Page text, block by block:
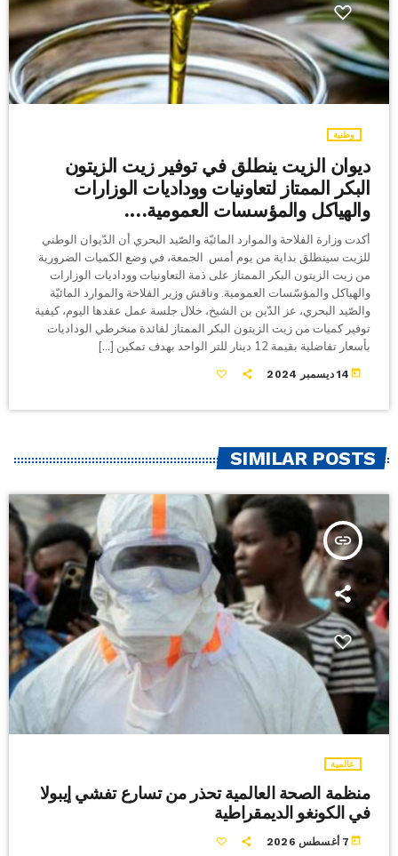
وطنية
ديوان الزيت ينطلق في توفير زيت الزيتون
البكر الممتاز لتعاونيات ووداديات الوزارات
والهياكل والمؤسسات العمومية….
أكدت وزارة الفلاحة والموارد المائيّة والصّيد البحري أن الدّيوان الوطني
للزيت سينطلق بداية من يوم أمس الجمعة، في وضع الكميات الضرورية
من زيت الزيتون البكر الممتاز على ذمة التعاونيات ووداديات الوزارات
والهياكل والمؤسّسات العمومية. وناقش وزير الفلاحة والموارد المائيّة
والصّيد البحري، عز الدّين بن الشيخ، خلال جلسة عمل عقدها اليوم، كيفية
توفير كميات من زيت الزيتون البكر الممتاز لفائدة منخرطي الوداديات
بأسعار تفاضلية بقيمة 12 دينار للتر الواحد بهدف تمكين […]
today 14 ديسمبر 2024
SIMILAR POSTS
insert_link
عالمية
منظمة الصحة العالمية تحذر من تسارع تفشي إيبولا
في الكونغو الديمقراطية
today 7 أغسطس 2026